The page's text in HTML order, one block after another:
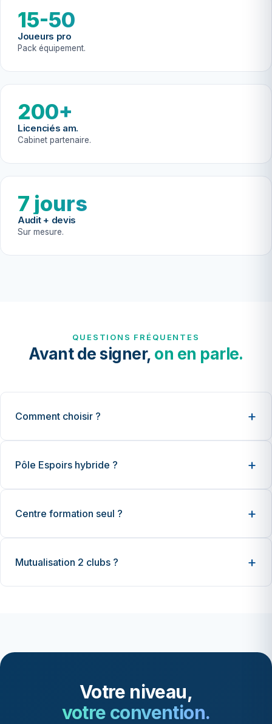
15-50
Joueurs pro
Pack équipement.
200+
Licenciés am.
Cabinet partenaire.
7 jours
Audit + devis
Sur mesure.
QUESTIONS FRÉQUENTES
Avant de signer, on en parle.
Comment choisir ?
Pôle Espoirs hybride ?
Centre formation seul ?
Mutualisation 2 clubs ?
Votre niveau,
votre convention.